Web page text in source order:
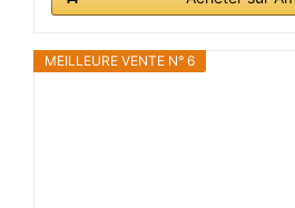
MEILLEURE VENTE N° 6